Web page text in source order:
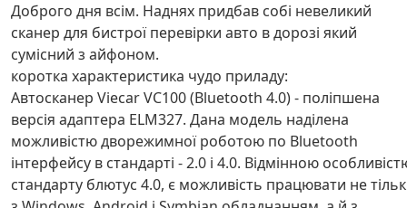
Доброго дня всім. Наднях придбав собі невеликий
сканер для бистрої перевірки авто в дорозі який
сумісний з айфоном.
коротка характеристика чудо приладу:
Автосканер Viecar VC100 (Bluetooth 4.0) - поліпшена
версія адаптера ELM327. Дана модель наділена
можливістю дворежимної роботою по Bluetooth
інтерфейсу в стандарті - 2.0 і 4.0. Відмінною
стандарту блютус 4.0, є можливість працювати не